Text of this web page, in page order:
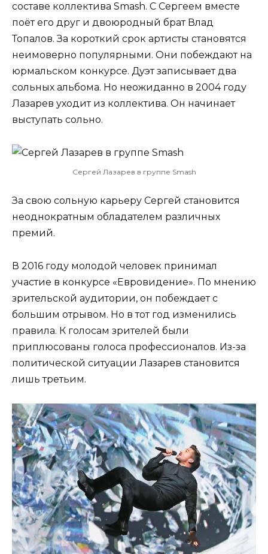
составе коллектива Smash. С Сергеем вместе
поёт его друг и двоюродный брат Влад
Топалов. За короткий срок артисты становятся
неимоверно популярными. Они побеждают на
юрмальском конкурсе. Дуэт записывает два
сольных альбома. Но неожиданно в 2004 году
Лазарев уходит из коллектива. Он начинает
выступать сольно.
Сергей Лазарев в группе Smash
За свою сольную карьеру Сергей становится
неоднократным обладателем различных
премий.
В 2016 году молодой человек принимал
участие в конкурсе «Евровидение». По мнению
зрительской аудитории, он побеждает с
большим отрывом. Но в тот год изменились
правила. К голосам зрителей были
приплюсованы голоса профессионалов. Из-за
политической ситуации Лазарев становится
лишь третьим.